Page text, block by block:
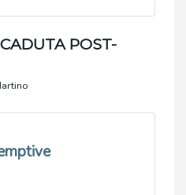
POST-